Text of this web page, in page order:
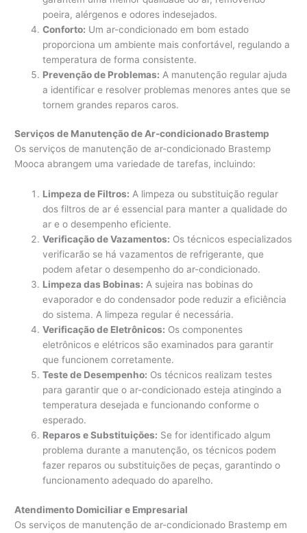
poeira, alérgenos e odores indesejados.
Conforto: Um ar-condicionado em bom estado
proporciona um ambiente mais confortável, regulando a
temperatura de forma consistente.
Prevenção de Problemas: A manutenção regular ajuda
a identificar e resolver problemas menores antes que se
tornem grandes reparos caros.
Serviços de Manutenção de Ar-condicionado Brastemp
Os serviços de manutenção de ar-condicionado Brastemp
Mooca abrangem uma variedade de tarefas, incluindo:
Limpeza de Filtros: A limpeza ou substituição regular
dos filtros de ar é essencial para manter a qualidade do
ar e o desempenho eficiente.
Verificação de Vazamentos: Os técnicos especializados
verificarão se há vazamentos de refrigerante, que
podem afetar o desempenho do ar-condicionado.
Limpeza das Bobinas: A sujeira nas bobinas do
evaporador e do condensador pode reduzir a eficiência
do sistema. A limpeza regular é necessária.
Verificação de Eletrônicos: Os componentes
eletrônicos e elétricos são examinados para garantir
que funcionem corretamente.
Teste de Desempenho: Os técnicos realizam testes
para garantir que o ar-condicionado esteja atingindo a
temperatura desejada e funcionando conforme o
esperado.
Reparos e Substituições: Se for identificado algum
problema durante a manutenção, os técnicos podem
fazer reparos ou substituições de peças, garantindo o
funcionamento adequado do aparelho.
Atendimento Domiciliar e Empresarial
Os serviços de manutenção de ar-condicionado Brastemp em